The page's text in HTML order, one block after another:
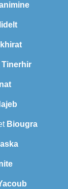
Tinerhir
Biougra